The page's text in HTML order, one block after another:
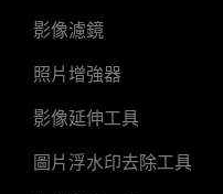
影像濾鏡
照片增強器
影像延伸工具
圖片浮水印去除工具